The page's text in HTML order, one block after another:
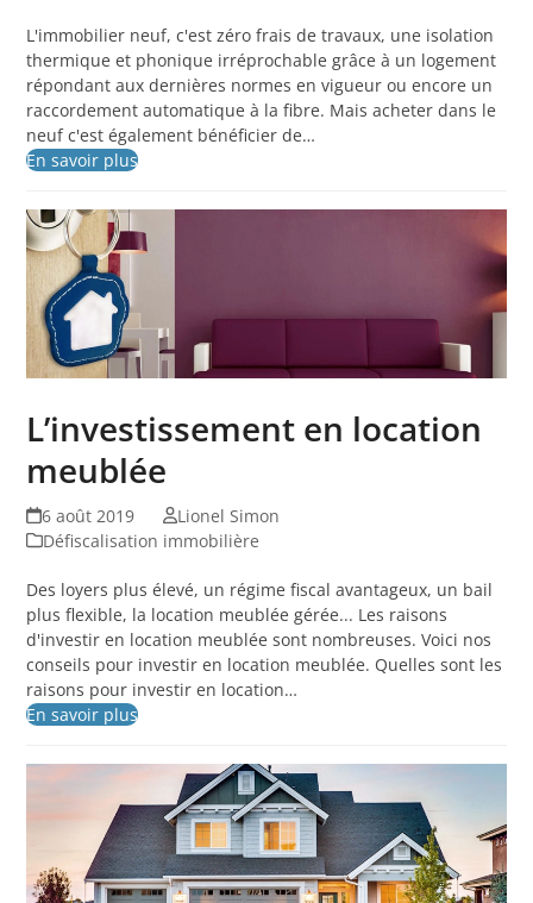
L'immobilier neuf, c'est zéro frais de travaux, une isolation
thermique et phonique irréprochable grâce à un logement
répondant aux dernières normes en vigueur ou encore un
raccordement automatique à la fibre. Mais acheter dans le
neuf c'est également bénéficier de…
En savoir plus
L’investissement en location
meublée
6 août 2019
Lionel Simon
Défiscalisation immobilière
Des loyers plus élevé, un régime fiscal avantageux, un bail
plus flexible, la location meublée gérée... Les raisons
d'investir en location meublée sont nombreuses. Voici nos
conseils pour investir en location meublée. Quelles sont les
raisons pour investir en location…
En savoir plus